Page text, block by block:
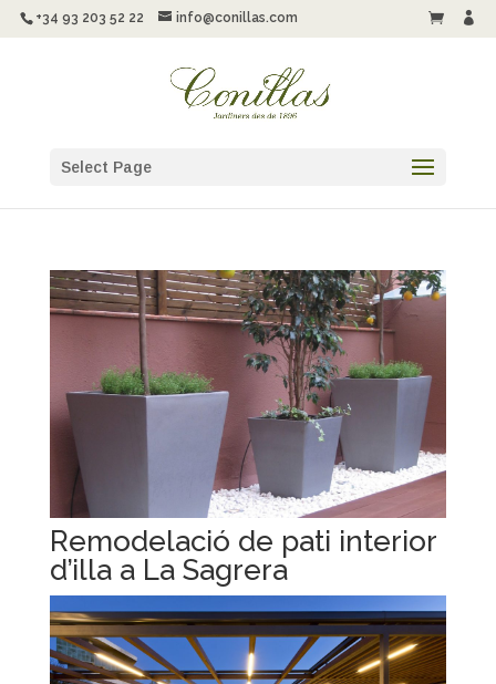
+34 93 203 52 22 info@conillas.com 

Select Page
Remodelació de pati interior
d’illa a La Sagrera